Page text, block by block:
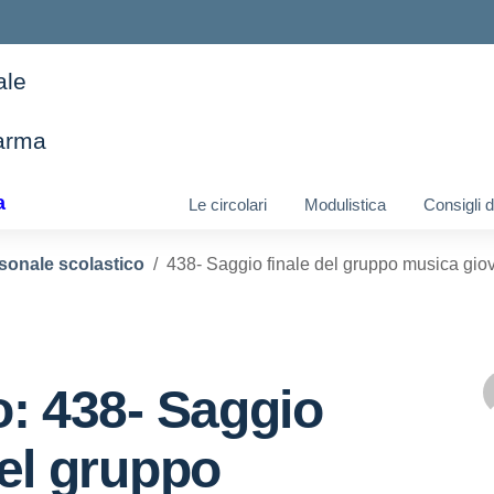
Le circolari Modulistica Consigli
scolastico 438- Saggio finale del gruppo musica
438- Saggio
gruppo